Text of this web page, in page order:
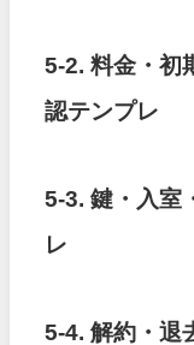
5-2. 料金・初
認テンプレ
5-3. 鍵・入室
レ
5-4. 解約・退